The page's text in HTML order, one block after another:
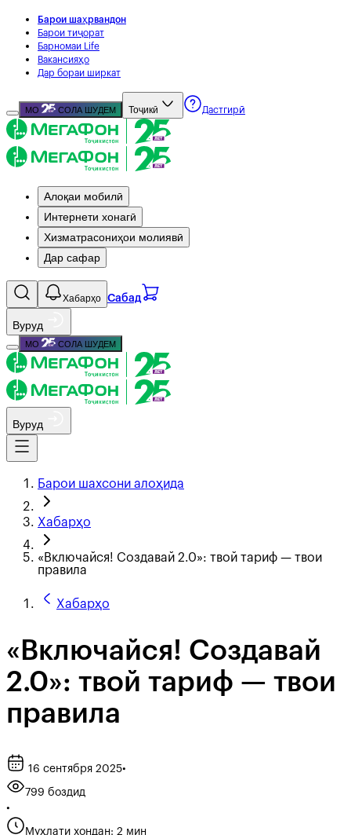
Барои шаҳрвандон
Барои тиҷорат
Барномаи Life
Вакансияҳо
Дар бораи ширкат
МО СОЛА ШУДЕМ Тоҷикӣ Дастгирӣ
Алоқаи мобилӣ
Интернети хонагӣ
Хизматрасониҳои молиявӣ
Дар сафар
Хабарҳо Сабад
Вуруд
МО СОЛА ШУДЕМ
Вуруд
Барои шахсони алоҳида
Хабарҳо
«Включайся! Создавай 2.0»: твой тариф — твои
правила
Хабарҳо
«Включайся! Создавай
2.0»: твой тариф — твои
правила
16 сентября 2025•
799 боздид
•
Муҳлати хондан: 2 мин